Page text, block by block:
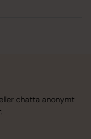
chatta anonymt